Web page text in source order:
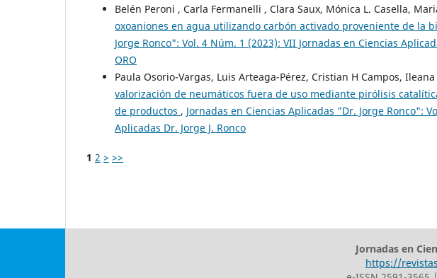
Belén Peroni , Carla Fermanelli , Clara Saux, Mónica L. Casella,
oxoaniones en agua utilizando carbón activado proveniente de la
Jorge Ronco": Vol. 4 Núm. 1 (2023): VII Jornadas en Ciencias
ORO
Paula Osorio-Vargas, Luis Arteaga-Pérez, Cristian H Campos,
valorización de neumáticos fuera de uso mediante pirólisis
de productos , Jornadas en Ciencias Aplicadas "Dr. Jorge Ronco":
Aplicadas Dr. Jorge J. Ronco
1 2 > >>
Jornadas en
https://